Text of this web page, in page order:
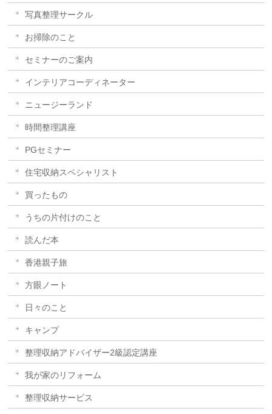
写真整理サークル
お掃除のこと
セミナーのご案内
インテリアコーディネーター
ニュージーランド
時間整理講座
PGセミナー
住宅収納スペシャリスト
買ったもの
うちの片付けのこと
読んだ本
香港親子旅
方眼ノート
日々のこと
キャンプ
整理収納アドバイザー2級認定講座
我が家のリフォーム
整理収納サービス